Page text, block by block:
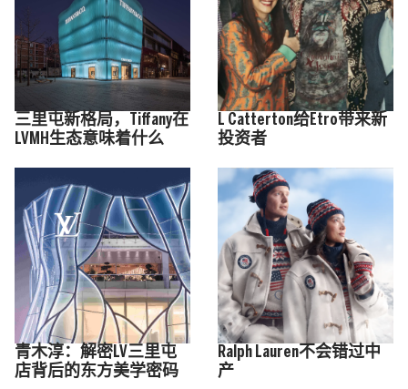
三里屯新格局，Tiffany在
LVMH生态意味着什么
L Catterton给Etro带来新
投资者
青木淳：解密LV三里屯
店背后的东方美学密码
Ralph Lauren不会错过中
产